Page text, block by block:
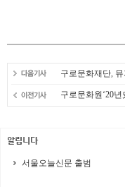
구로문화재단,
구로문화원‘20
서울오늘신문 출범